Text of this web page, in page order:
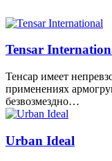
Tensar
Тенсар имеет
применениях
безвозмездно…
Urban Ideal